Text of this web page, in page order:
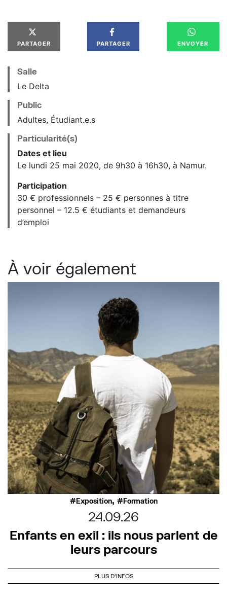
PARTAGER PARTAGER ENVOYER
Salle
Le Delta
Public
Adultes, Étudiant.e.s
Particularité(s)
Dates et lieu
Le lundi 25 mai 2020, de 9h30 à 16h30, à Namur.
Participation
30 € professionnels – 25 € personnes à titre
personnel – 12.5 € étudiants et demandeurs
d’emploi
À voir également
Exposition, Formation
24.09.26
Enfants en exil : ils nous parlent de
leurs parcours
PLUS D'INFOS